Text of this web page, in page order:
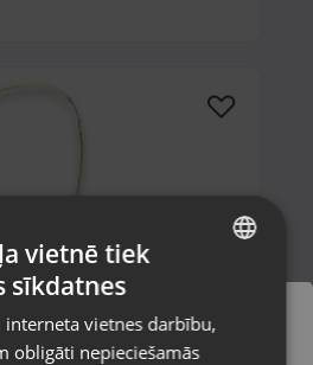
24 mēneši)
RUSSIAN
vietnē tiek
sīkdatnes
vietnes darbību,
obligāti nepieciešamās